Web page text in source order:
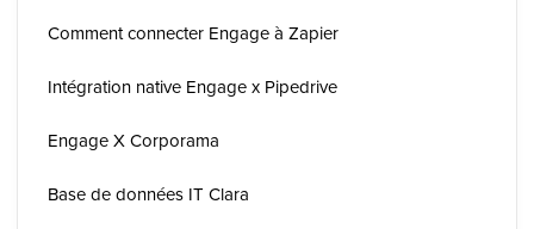
Comment connecter Engage à Zapier
Intégration native Engage x Pipedrive
Engage X Corporama
Base de données IT Clara